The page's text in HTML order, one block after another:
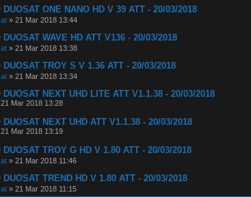
ONE NANO HD V 39 ATT - 20/03/2018
» 21 Mar 2018 13:44
WAVE HD ATT V136 - 20/03/2018
» 21 Mar 2018 13:38
TROY S V 1.36 ATT - 20/03/2018
» 21 Mar 2018 13:34
NEXT UHD LITE ATT V1.1.38 - 20/03/2018
21 Mar 2018 13:28
NEXT UHD ATT V1.1.38 - 20/03/2018
21 Mar 2018 13:19
TROY G HD V 1.80 ATT - 20/03/2018
» 21 Mar 2018 11:46
TREND HD V 1.80 ATT - 20/03/2018
» 21 Mar 2018 11:15